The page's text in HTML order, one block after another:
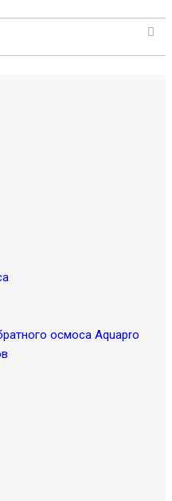
осмоса Aquapro